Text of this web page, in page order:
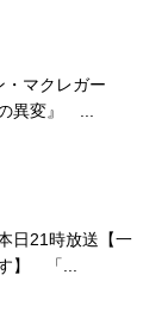
・マクレガー
異変』 ...
日21時放送【一
】 「...